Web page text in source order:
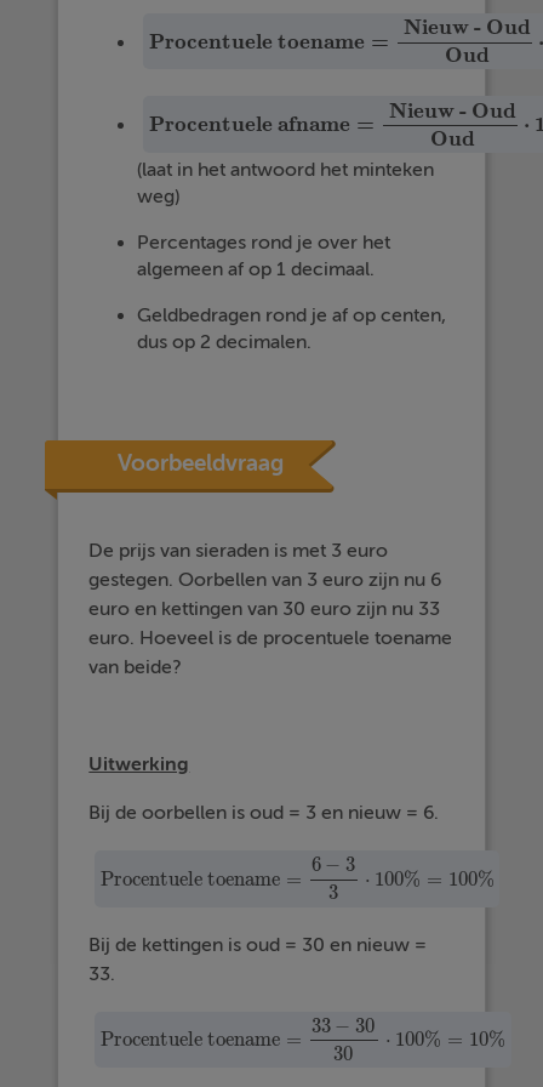
Procentuele toename =
Nieuw - Oud
Oud
Procentuele toename= Nieuw - OudOud·
Procentuele afname =
Nieuw - Oud
Oud
⋅
Procentuele afname=Nieuw - OudOud
(laat in het antwoord het minteken
weg)
Percentages rond je over het
algemeen af op 1 decimaal.
Geldbedragen rond je af op centen,
dus op 2 decimalen.
Voorbeeldvraag
De prijs van sieraden is met 3 euro
gestegen. Oorbellen van 3 euro zijn nu 6
euro en kettingen van 30 euro zijn nu 33
euro. Hoeveel is de procentuele toename
van beide?
Uitwerking
Bij de oorbellen is oud = 3 en nieuw = 6.
Procentuele toename =
6 − 3
3
⋅ 100% = 100%
Procentuele toename =6−33 ·100%=100%
Bij de kettingen is oud = 30 en nieuw =
33.
Procentuele toename =
33 − 30
30
⋅ 100% = 10%
Procentuele toename =33−3030 ·100% =10%